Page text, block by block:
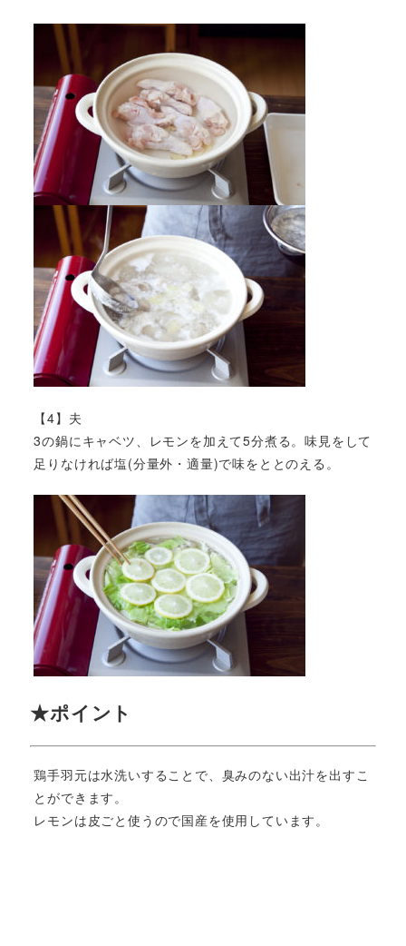
【4】夫
3の鍋にキャベツ、レモンを加えて5分煮る。味見をして
足りなければ塩(分量外・適量)で味をととのえる。
★ポイント
鶏手羽元は水洗いすることで、臭みのない出汁を出すこ
とができます。
レモンは皮ごと使うので国産を使用しています。